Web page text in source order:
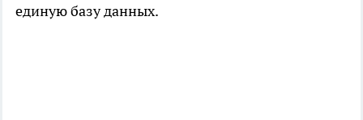
единую базу данных.